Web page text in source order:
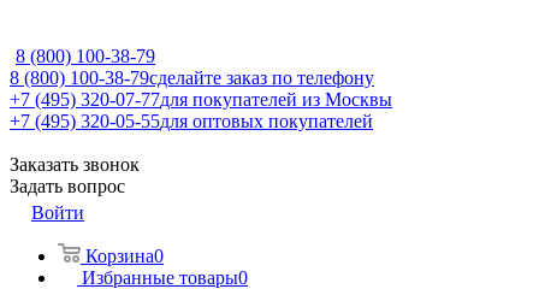
8 (800) 100-38-79
8 (800) 100-38-79сделайте заказ по телефону
+7 (495) 320-07-77для покупателей из Москвы
+7 (495) 320-05-55для оптовых покупателей
Заказать звонок
Задать вопрос
Войти
Корзина0
Избранные товары0